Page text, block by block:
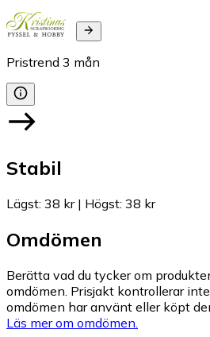
Pristrend 3 mån
Stabil
Lägst: 38 kr| Högst: 38 kr
Omdömen
Berätta vad du tycker om
omdömen. Prisjakt kontrollerar
omdömen har använt eller köpt
Läs mer om omdömen.